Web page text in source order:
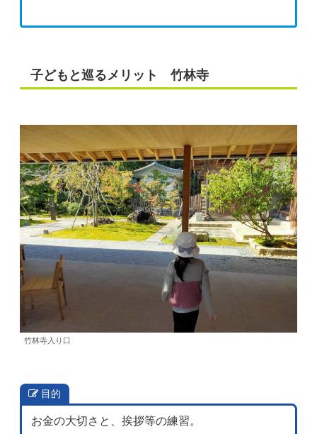
子どもと巡るメリット 竹林寺
竹林寺入り口
目的
お金の大切さと、挨拶等の練習。